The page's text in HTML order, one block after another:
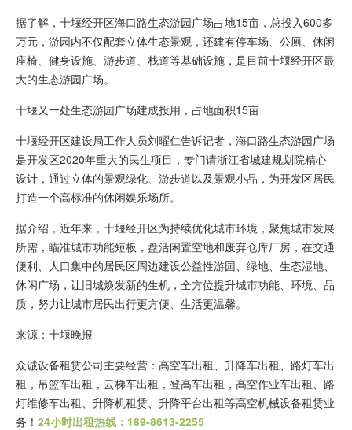
据了解，十堰经开区海口路生态游园广场占地15亩，总投入600多
万元，游园内不仅配套立体生态景观，还建有停车场、公厕、休闲
座椅、健身设施、游步道、栈道等基础设施，是目前十堰经开区最
大的生态游园广场。
十堰又一处生态游园广场建成投用，占地面积15亩
十堰经开区建设局工作人员刘曜仁告诉记者，海口路生态游园广场
是开发区2020年重大的民生项目，专门请浙江省城建规划院精心
设计，通过立体的景观绿化、游步道以及景观小品，为开发区居民
打造一个高标准的休闲娱乐场所。
据介绍，近年来，十堰经开区为持续优化城市环境，聚焦城市发展
所需，瞄准城市功能短板，盘活闲置空地和废弃仓库厂房，在交通
便利、人口集中的居民区周边建设公益性游园、绿地、生态湿地、
休闲广场，让旧城焕发新的生机，全方位提升城市功能、环境、品
质，努力让城市居民出行更方便、生活更温馨。
来源：十堰晚报
众诚设备租赁公司主要经营：高空车出租、升降车出租、路灯车出
租，吊篮车出租，云梯车出租，登高车出租，高空作业车出租、路
灯维修车出租、升降机租赁、升降平台出租等高空机械设备租赁业
务！ 24小时出租热线：189-8613-2255